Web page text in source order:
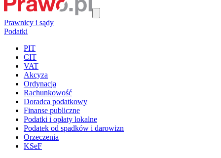
Prawnicy i sądy
Podatki
PIT
CIT
VAT
Akcyza
Ordynacja
Rachunkowość
Doradca podatkowy
Finanse publiczne
Podatki i opłaty lokalne
Podatek od spadków i darowizn
Orzeczenia
KSeF